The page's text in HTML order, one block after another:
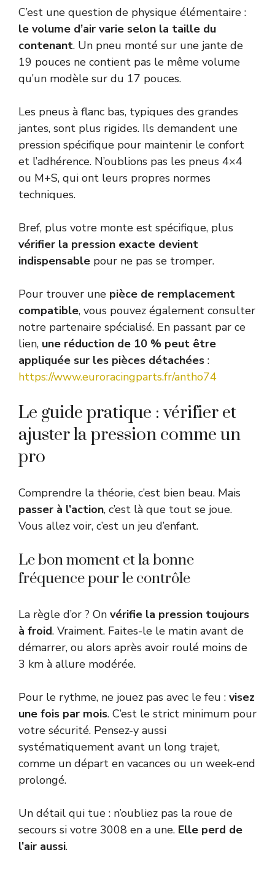
C’est une question de physique élémentaire :
le volume d’air varie selon la taille du
contenant. Un pneu monté sur une jante de
19 pouces ne contient pas le même volume
qu’un modèle sur du 17 pouces.
Les pneus à flanc bas, typiques des grandes
jantes, sont plus rigides. Ils demandent une
pression spécifique pour maintenir le confort
et l’adhérence. N’oublions pas les pneus 4×4
ou M+S, qui ont leurs propres normes
techniques.
Bref, plus votre monte est spécifique, plus
vérifier la pression exacte devient
indispensable pour ne pas se tromper.
Pour trouver une pièce de remplacement
compatible, vous pouvez également consulter
notre partenaire spécialisé. En passant par ce
lien, une réduction de 10 % peut être
appliquée sur les pièces détachées :
https://www.euroracingparts.fr/antho74
Le guide pratique : vérifier et
ajuster la pression comme un
pro
Comprendre la théorie, c’est bien beau. Mais
passer à l’action, c’est là que tout se joue.
Vous allez voir, c’est un jeu d’enfant.
Le bon moment et la bonne
fréquence pour le contrôle
La règle d’or ? On vérifie la pression toujours
à froid. Vraiment. Faites-le le matin avant de
démarrer, ou alors après avoir roulé moins de
3 km à allure modérée.
Pour le rythme, ne jouez pas avec le feu : visez
une fois par mois. C’est le strict minimum pour
votre sécurité. Pensez-y aussi
systématiquement avant un long trajet,
comme un départ en vacances ou un week-end
prolongé.
Un détail qui tue : n’oubliez pas la roue de
secours si votre 3008 en a une. Elle perd de
l’air aussi.